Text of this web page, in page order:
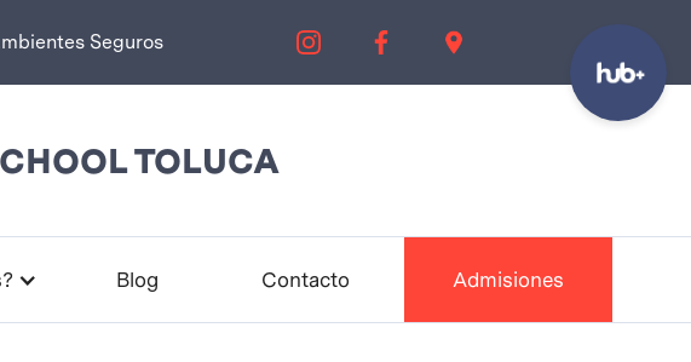
Seguros
TOLUCA
Blog Contacto Admisiones